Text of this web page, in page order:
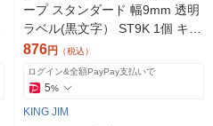
ープ スタンダード 幅9mm 透明
ラベル(黒文字） ST9K 1個 キン
グジム
876円 （税込）
ログイン&全額PayPay支払いで
5%
KING JIM